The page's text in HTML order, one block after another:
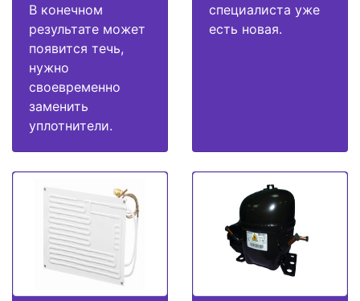
В конечном
результате может
появится течь,
нужно
своевременно
заменить
уплотнители.
специалиста уже
есть новая.